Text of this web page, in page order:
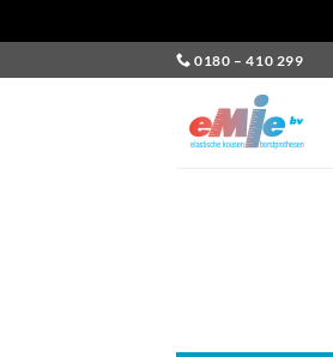
naar
0180 – 410 299